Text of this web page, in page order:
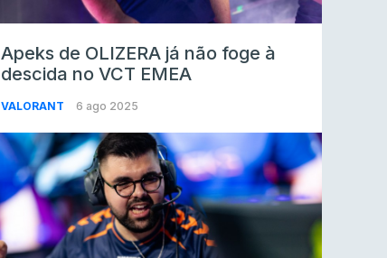
Apeks de OLIZERA já não foge à
descida no VCT EMEA
VALORANT 6 ago 2025